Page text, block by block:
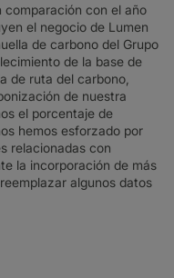
comparación con el año
el negocio de Lumen
de carbono del Grupo
de la base de
de ruta del carbono,
de nuestra
el porcentaje de
hemos esforzado por
relacionadas con
la incorporación de más
algunos datos